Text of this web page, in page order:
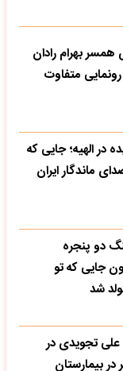
همسر بهرام رادان
متفاوت
در الهیه؛ جایی که
ماندگار ایران
دو پنجره
جایی که تو
شد
علی تجویدی در
بیمارستان